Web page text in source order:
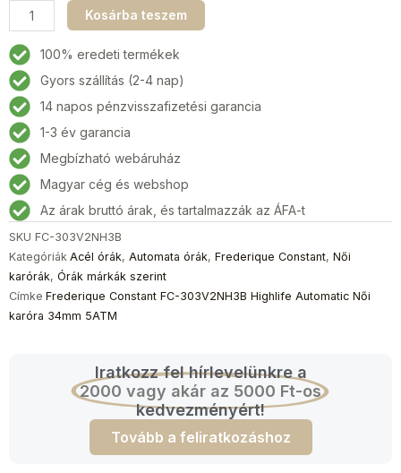
Frederique
Constant
FC-
303V2NH3B
Highlife
Automatic
Női
karóra
34mm
5ATM
mennyiség
Kosárba teszem
100% eredeti termékek
Gyors szállítás (2-4 nap)
14 napos pénzvisszafizetési garancia
1-3 év garancia
Megbízható webáruház
Magyar cég és webshop
Az árak bruttó árak, és tartalmazzák az ÁFA-t
SKU FC-303V2NH3B
Kategóriák Acél órák, Automata órák, Frederique Constant, Női
karórák, Órák márkák szerint
Címke Frederique Constant FC-303V2NH3B Highlife Automatic Női
karóra 34mm 5ATM
Iratkozz fel hírlevelünkre a
2000 vagy akár az 5000 Ft-os
kedvezményért!
Tovább a feliratkozáshoz